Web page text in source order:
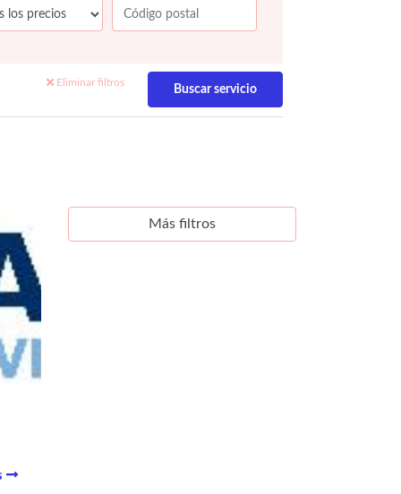
Eliminar filtros
Más filtros